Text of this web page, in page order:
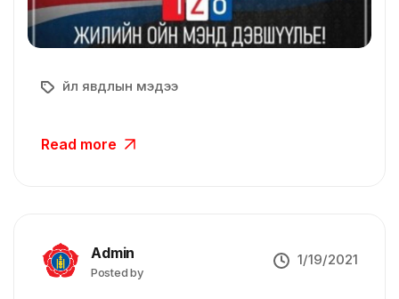
Үйл явдлын мэдээ
Read more
Admin
Posted by
1/19/2021